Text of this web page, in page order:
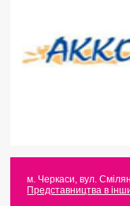
м. Черкаси,вул.
Представництва в